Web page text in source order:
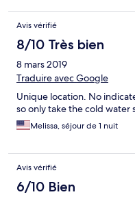
Avis vérifié
8/10 Très bien
8 mars 2019
Traduire avec Google
Unique location. No
so only take the cold water
Melissa, séjour de 1 nuit
Avis vérifié
6/10 Bien